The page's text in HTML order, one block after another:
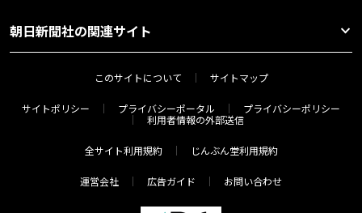
朝日新聞社の関連サイト
このサイトについて サイトマップ
サイトポリシー プライバシーポータル
プライバシーポリシー
利用者情報の外部送信
全サイト利用規約 じんぶん堂利用規約
運営会社 広告ガイド お問い合わせ